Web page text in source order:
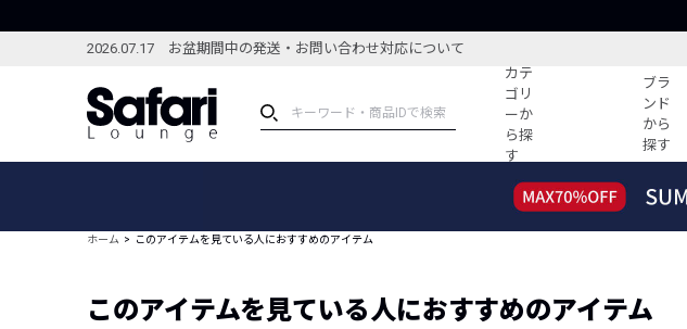
2026.07.17 お盆期間中の発送・お問い合わせ対応について
カテ
ゴリ
ーか
ら探
す
ブラ
ンド
から
探す
ブランドから探す
新着アイテム
特集記事
コーディネート
すべての記事
ーデ紹介
ホーム このアイテムを見ている人におすすめのアイテム
このアイテムを見ている人におすすめのアイテム